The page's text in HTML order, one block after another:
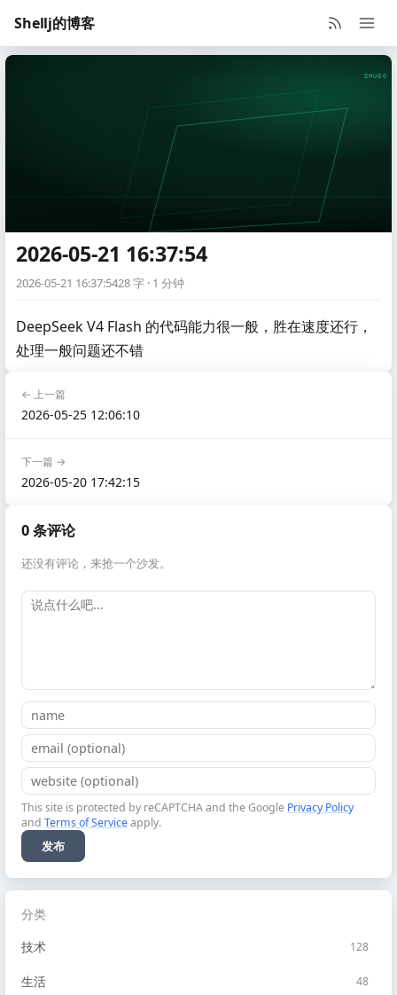
Shellj的博客
分类
技术
128
生活 48
SHUGO
2026-05-21 16:37:54
2026-05-21 16:37:5428 字 · 1 分钟
DeepSeek V4 Flash 的代码能力很一般，胜在速度还行，
处理一般问题还不错
← 上一篇
2026-05-25 12:06:10
下一篇 →
2026-05-20 17:42:15
0 条评论
还没有评论，来抢一个沙发。
This site is protected by reCAPTCHA and the Google Privacy Policy
and Terms of Serviceapply.
发布